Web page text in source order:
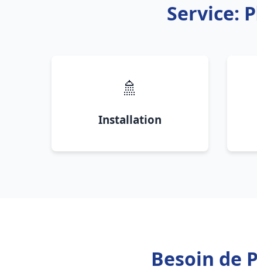
Service:
🚿
Installation
Besoin de